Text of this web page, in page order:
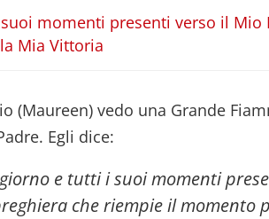
momenti presenti verso il Mio
Mia Vittoria
(Maureen) vedo una Grande
Egli dice:
e tutti i suoi momenti
che riempie il momento